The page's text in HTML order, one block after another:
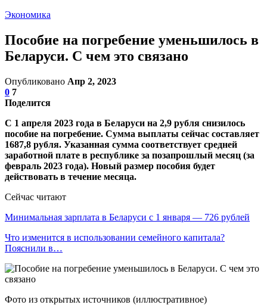
Экономика
Пособие на погребение уменьшилось в
Беларуси. С чем это связано
Опубликовано Апр 2, 2023
0 7
Поделится
С 1 апреля 2023 года в Беларуси на 2,9 рубля снизилось
пособие на погребение. Сумма выплаты сейчас составляет
1687,8 рубля. Указанная сумма соответствует средней
заработной плате в республике за позапрошлый месяц (за
февраль 2023 года). Новый размер пособия будет
действовать в течение месяца.
Сейчас читают
Минимальная зарплата в Беларуси с 1 января — 726 рублей
Что изменится в использовании семейного капитала?
Пояснили в…
Фото из открытых источников (иллюстративное)